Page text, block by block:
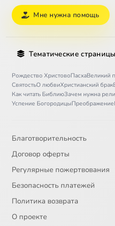
Мне нужна помощь
Тематические
Рождество ХристовоПасхаВеликий
СвятостьО любвиХристианский брак
Как читать БиблиюЗачем нужна
Успение БогородицыПреображение
Благотворительность
Договор оферты
Регулярные пожертвования
Безопасность платежей
Политика возврата
О проекте